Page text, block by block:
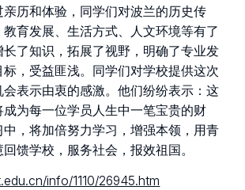
历和体验，同学们对波兰的历史传
育发展、生活方式、人文环境等有了
了知识，拓展了视野，明确了专业发
标，受益匪浅。同学们对学校提供这次
会表示由衷的感激。他们纷纷表示：这
成为每一位学员人生中一笔宝贵的财
，将加倍努力学习，增强本领，用青
馈学校，服务社会，报效祖国。
info/1110/26945.htm